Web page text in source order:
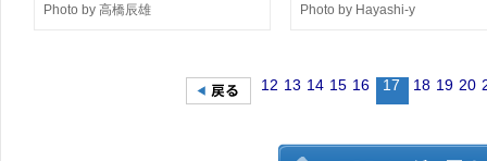
Photo by 高橋辰雄
Photo by Hayashi-y
12 13 14 15 16 17 18 19 20